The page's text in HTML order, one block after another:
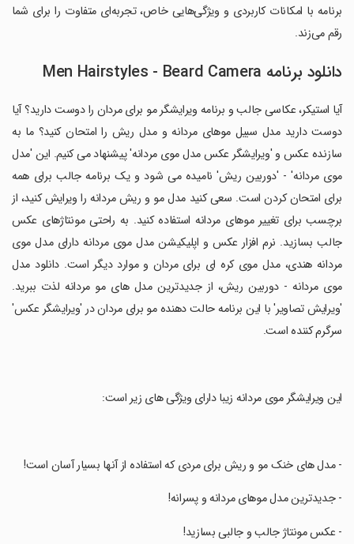
برنامه با امکانات کاربردی و ویژگی‌هایی خاص، تجربه‌ای متفاوت را برای شما
رقم می‌زند.
دانلود برنامه Men Hairstyles - Beard Camera
آیا استیکر، عکاسی جالب و برنامه ویرایشگر مو برای مردان را دوست دارید؟ آیا
دوست دارید مدل سبیل موهای مردانه و مدل ریش را امتحان کنید؟ ما به
سازنده عکس و 'ویرایشگر عکس مدل موی مردانه' پیشنهاد می کنیم. این 'مدل
موی مردانه' - 'دوربین ریش' نامیده می شود و یک برنامه جالب برای همه
برای امتحان کردن است. سعی کنید مدل مو و ریش مردانه را ویرایش کنید، از
برچسب برای تغییر موهای مردانه استفاده کنید. به راحتی مونتاژهای عکس
جالب بسازید. نرم افزار عکس و اپلیکیشن مدل موی مردانه دارای مدل موی
مردانه هندی، مدل موی کره ای برای مردان و موارد دیگر است. دانلود مدل
موی مردانه - دوربین ریش، از جدیدترین مدل های مو مردانه لذت ببرید.
'ویرایش تصاویر' با این برنامه حالت دهنده مو برای مردان در 'ویرایشگر عکس'
سرگرم کننده است.
‏این ویرایشگر موی مردانه زیبا دارای ویژگی های زیر است:
‏- مدل های خنک مو و ریش برای مردی که استفاده از آنها بسیار آسان است!
‏- جدیدترین مدل موهای مردانه و پسرانه!
‏- عکس مونتاژ جالب و جالبی بسازید!